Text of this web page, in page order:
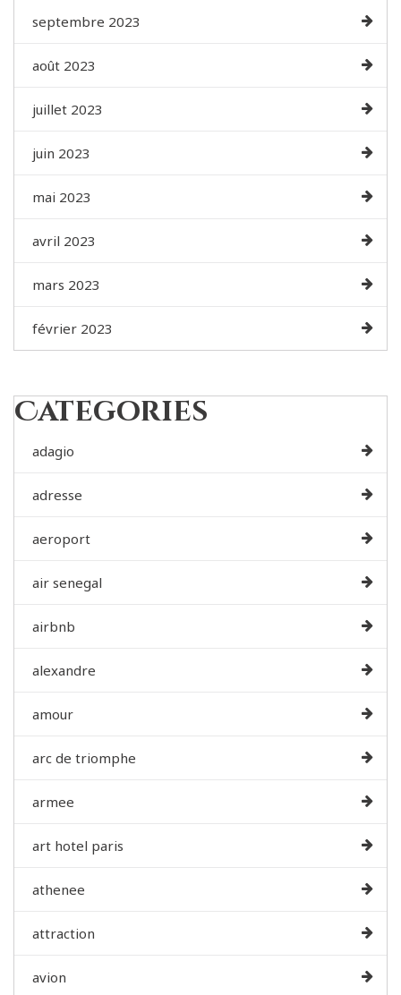
septembre 2023
août 2023
juillet 2023
juin 2023
mai 2023
avril 2023
mars 2023
février 2023
Categories
adagio
adresse
aeroport
air senegal
airbnb
alexandre
amour
arc de triomphe
armee
art hotel paris
athenee
attraction
avion